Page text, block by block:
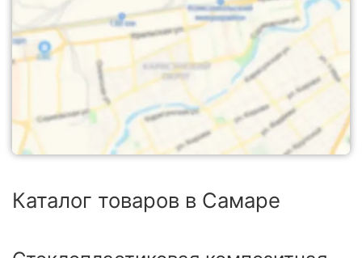
Каталог товаров в Самаре